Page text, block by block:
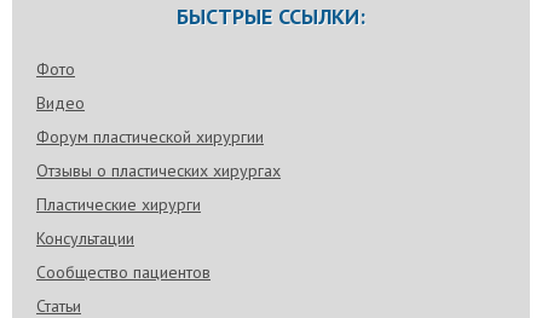
БЫСТРЫЕ ССЫЛКИ:
Фото
Видео
Форум пластической хирургии
Отзывы о пластических хирургах
Пластические хирурги
Консультации
Сообщество пациентов
Статьи